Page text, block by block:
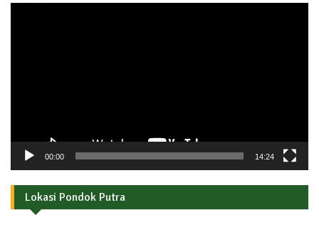
00:00 14:24
Lokasi Pondok Putra